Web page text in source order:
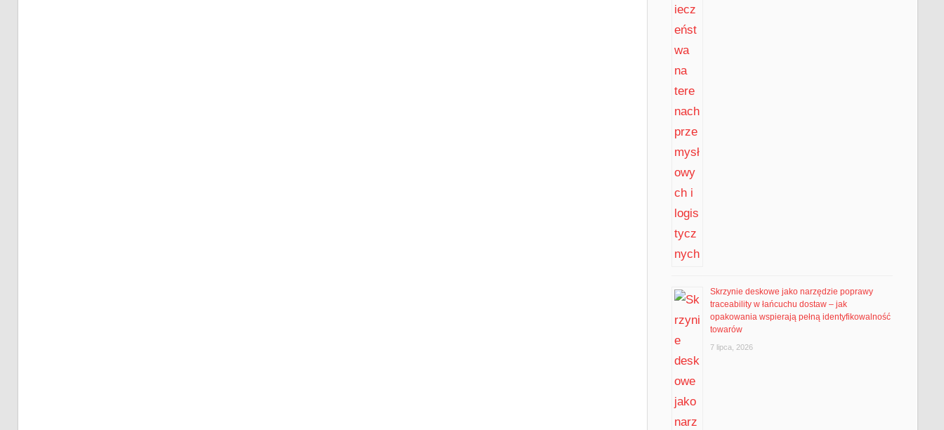
Skrzynie deskowe jako narzędzie poprawy
traceability w łańcuchu dostaw – jak
opakowania wspierają pełną identyfikowalność
towarów
7 lipca, 2026